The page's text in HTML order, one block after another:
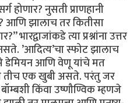
होणार? नुसती प्राणहानी
आणि झालाच तर कितीसा
भारद्वाजांकडे त्या प्रश्नांना उत्तर
’आदित्य’चा स्फोट झालाच
डेमियन आणि वेणू यांचे मत
तीच एक खुबी असते. परंतु जर
किंवा उष्णौण्विक म्हणजे